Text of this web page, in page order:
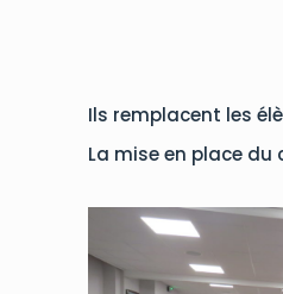
Ils remplacent les
La mise en place du